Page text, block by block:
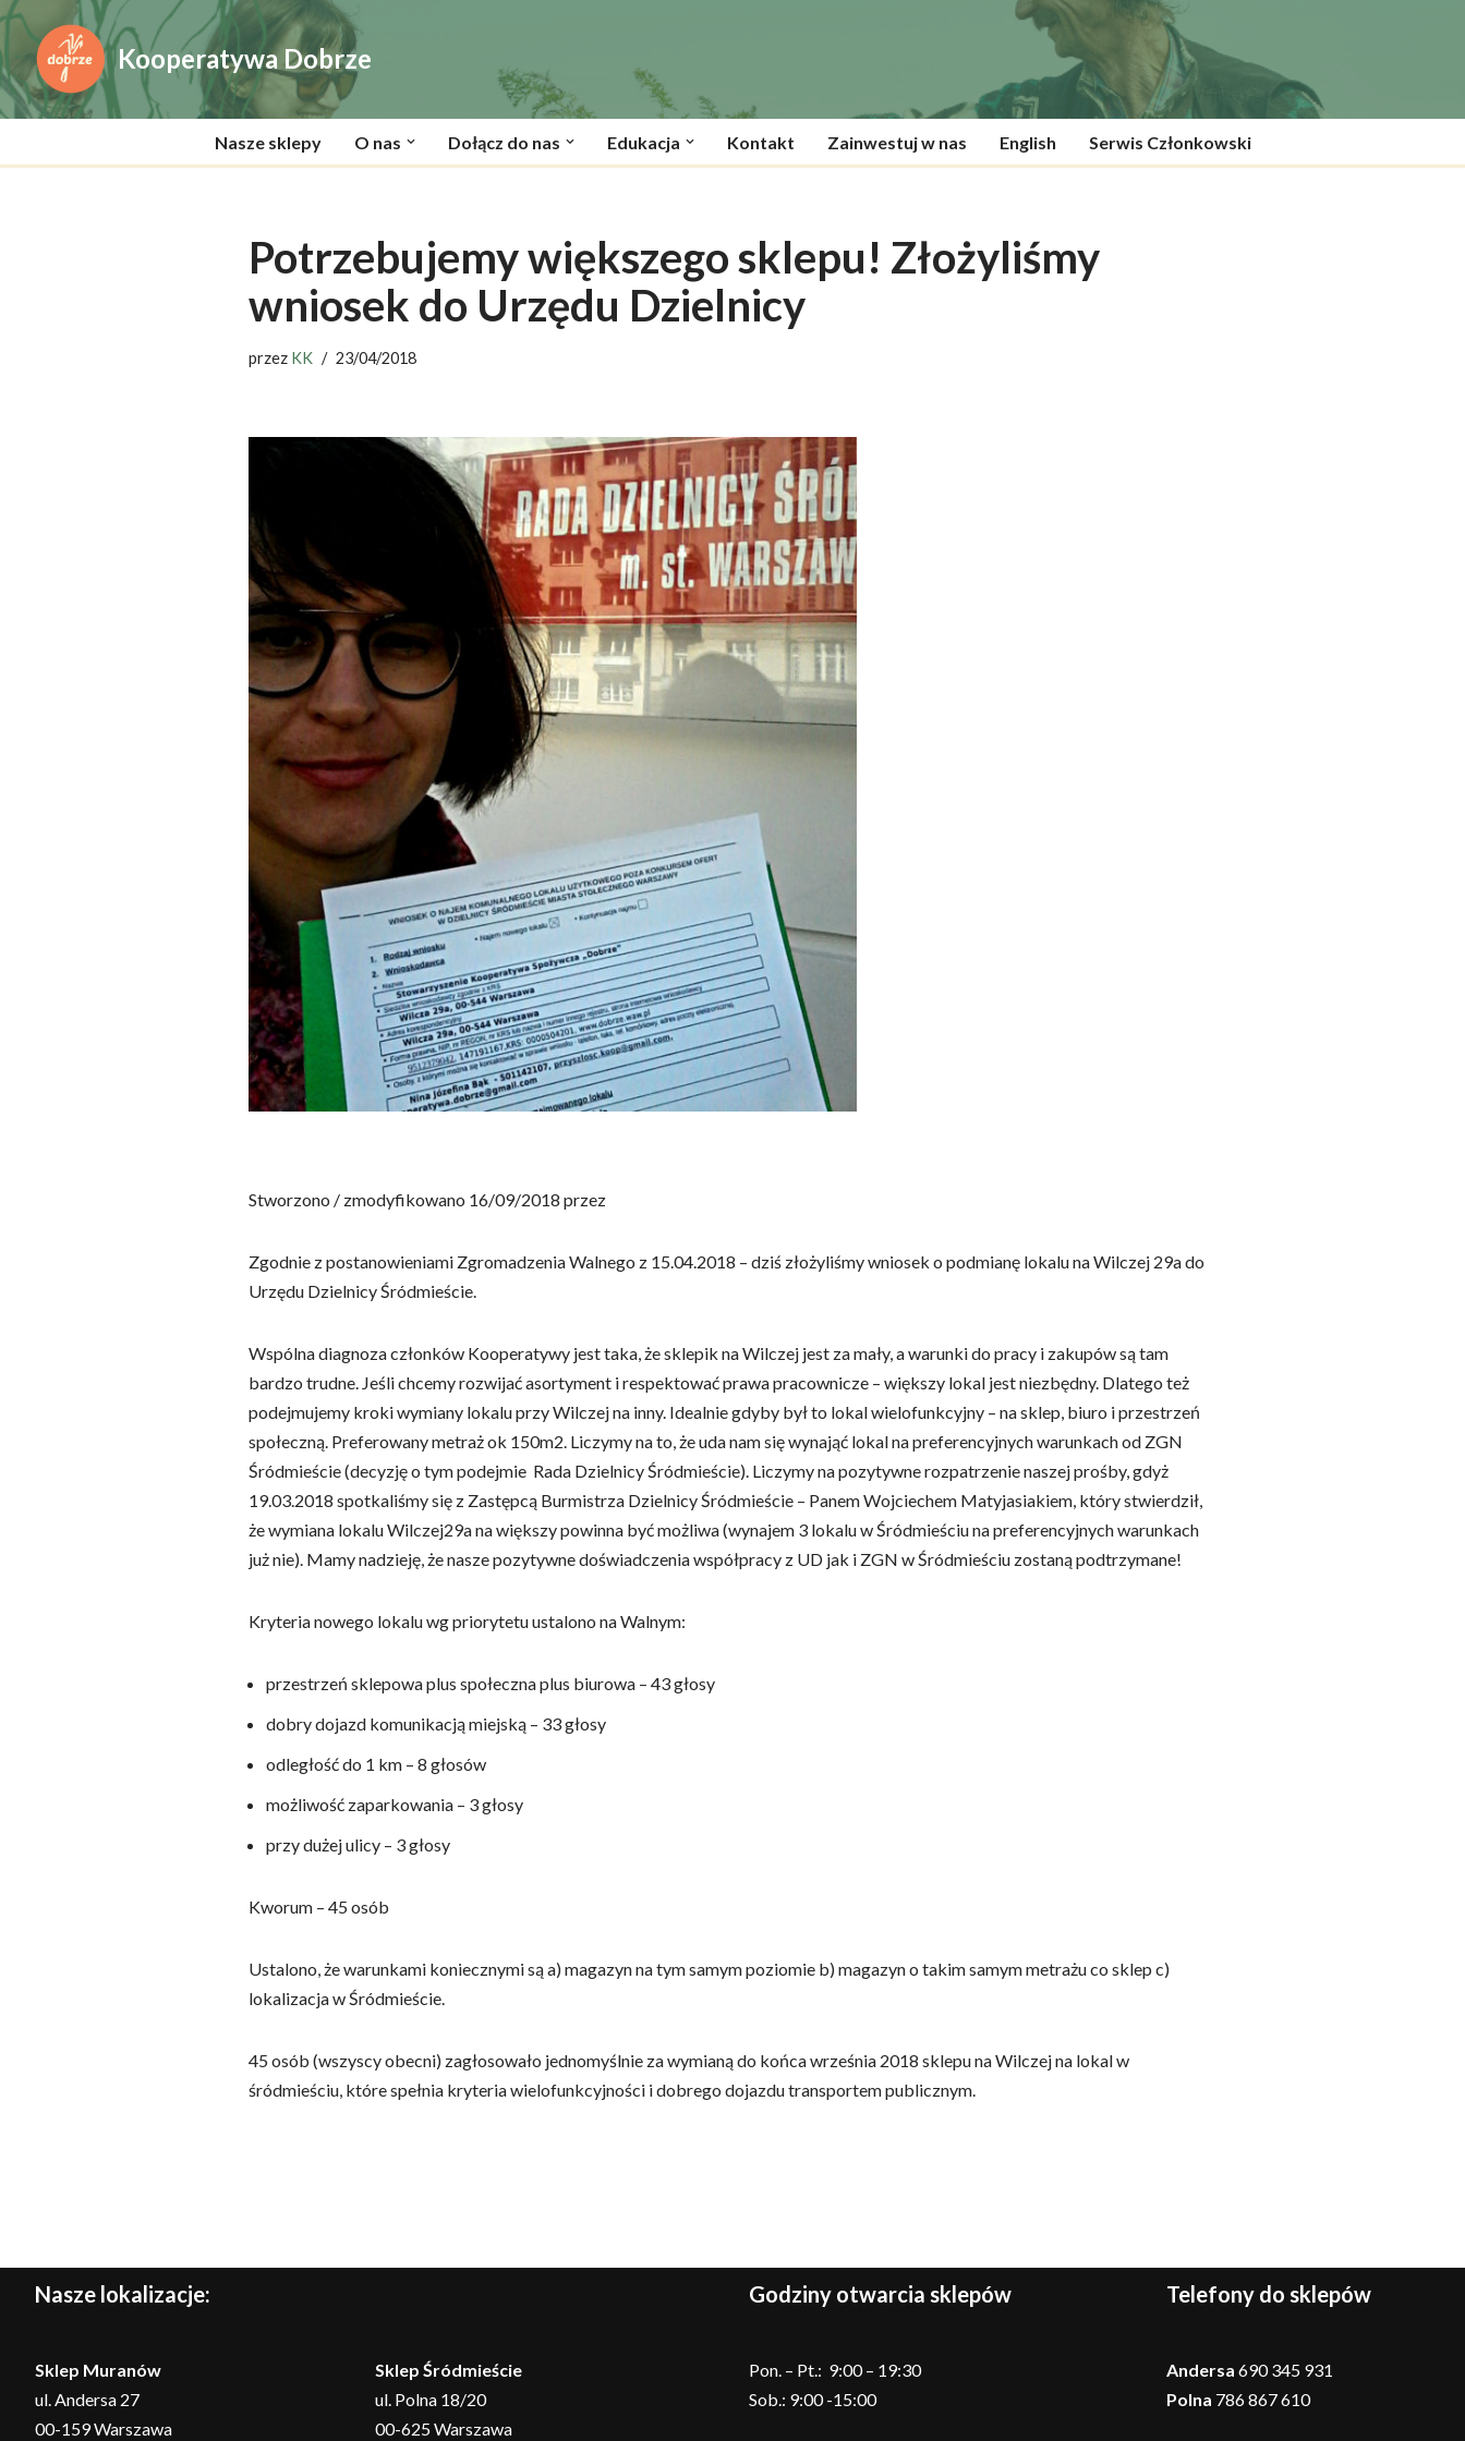
Przejdź
do
treści
Kooperatywa Dobrze
Nasze sklepy O nas Dołącz do nas Edukacja Kontakt Zainwestuj w nas English Serwis Członkowski
Potrzebujemy większego sklepu! Złożyliśmy
wniosek do Urzędu Dzielnicy
przez KK 23/04/2018
Stworzono / zmodyfikowano 16/09/2018 przez
Zgodnie z postanowieniami Zgromadzenia Walnego z 15.04.2018 – dziś złożyliśmy wniosek o podmianę lokalu na Wilczej 29a do
Urzędu Dzielnicy Śródmieście.
Wspólna diagnoza członków Kooperatywy jest taka, że sklepik na Wilczej jest za mały, a warunki do pracy i zakupów są tam
bardzo trudne. Jeśli chcemy rozwijać asortyment i respektować prawa pracownicze – większy lokal jest niezbędny. Dlatego też
podejmujemy kroki wymiany lokalu przy Wilczej na inny. Idealnie gdyby był to lokal wielofunkcyjny – na sklep, biuro i przestrzeń
społeczną. Preferowany metraż ok 150m2. Liczymy na to, że uda nam się wynająć lokal na preferencyjnych warunkach od ZGN
Śródmieście (decyzję o tym podejmie Rada Dzielnicy Śródmieście). Liczymy na pozytywne rozpatrzenie naszej prośby, gdyż
19.03.2018 spotkaliśmy się z Zastępcą Burmistrza Dzielnicy Śródmieście – Panem Wojciechem Matyjasiakiem, który stwierdził,
że wymiana lokalu Wilczej29a na większy powinna być możliwa (wynajem 3 lokalu w Śródmieściu na preferencyjnych warunkach
już nie). Mamy nadzieję, że nasze pozytywne doświadczenia współpracy z UD jak i ZGN w Śródmieściu zostaną podtrzymane!
Kryteria nowego lokalu wg priorytetu ustalono na Walnym:
przestrzeń sklepowa plus społeczna plus biurowa – 43 głosy
dobry dojazd komunikacją miejską – 33 głosy
odległość do 1 km – 8 głosów
możliwość zaparkowania – 3 głosy
przy dużej ulicy – 3 głosy
Kworum – 45 osób
Ustalono, że warunkami koniecznymi są a) magazyn na tym samym poziomie b) magazyn o takim samym metrażu co sklep c)
lokalizacja w Śródmieście.
45 osób (wszyscy obecni) zagłosowało jednomyślnie za wymianą do końca września 2018 sklepu na Wilczej na lokal w
śródmieściu, które spełnia kryteria wielofunkcyjności i dobrego dojazdu transportem publicznym.
Nasze lokalizacje:
Sklep Muranów
ul. Andersa 27
00-159 Warszawa
Sklep Śródmieście
ul. Polna 18/20
00-625 Warszawa
Godziny otwarcia sklepów
Pon. – Pt.: 9:00 – 19:30
Sob.: 9:00 -15:00
Telefony do sklepów
Andersa 690 345 931
Polna 786 867 610